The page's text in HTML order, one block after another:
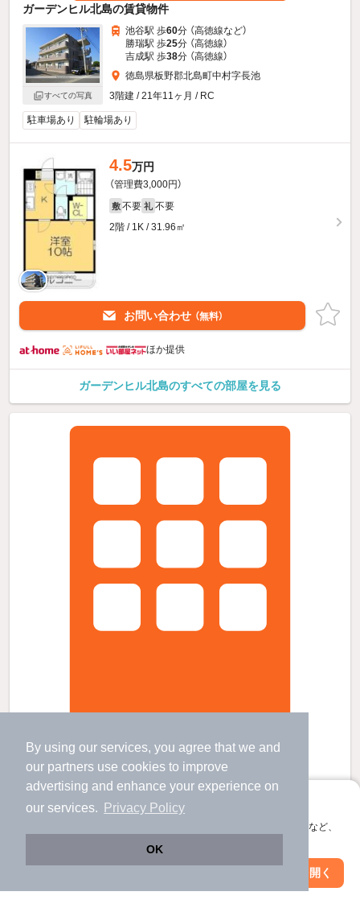
By using our services, you agree that we and
our partners use cookies to improve
advertising and enhance your experience on
our services.
Privacy Policy
OK
アプリに切り替えて、サクサクお部屋探し
会員登録なしですぐ使える。マップ検索やお気に入り保存など、
アプリを開く
ガーデンヒル北島の賃貸物件
すべての写真
池谷駅 歩60分 （高徳線など）
勝瑞駅 歩25分 （高徳線）
吉成駅 歩38分 （高徳線）
徳島県板野郡北島町中村字長池
3階建 / 21年11ヶ月 / RC
駐車場あり 駐輪場あり
4.5万円
（管理費3,000円）
敷 不要 礼 不要
2階 / 1K / 31.96㎡
お問い合わせ （無料）
ほか提供
ガーデンヒル北島のすべての部屋を見る
パンタナールの賃貸物件
すべての写真
池谷駅 歩 62分 （高徳線など
吉成駅 歩 28分 （高徳線）
31
分 （高徳線）
徳島県板野郡北島町江尻字妙蛇池
2階建 / 22年6ヶ月 / 木造
絞り込み条件を変更